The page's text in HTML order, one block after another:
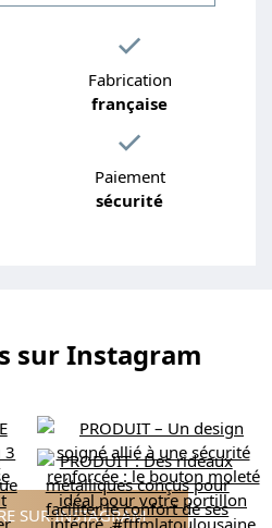
Fabrication
française
Paiement
sécurité
sur Instagram
SUR INSTAGRAM